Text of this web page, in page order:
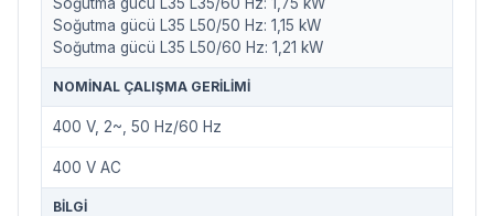
Soğutma gücü L35 L50/50 Hz: 1,15 kW
Soğutma gücü L35 L50/60 Hz: 1,21 kW
NOMINAL ÇALIŞMA GERILIMI
400 V, 2~, 50 Hz/60 Hz
400 V AC
BILGI